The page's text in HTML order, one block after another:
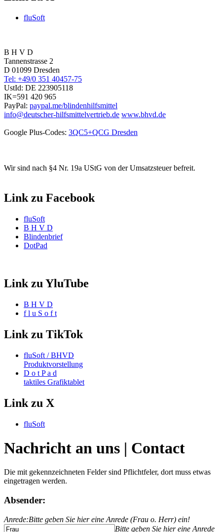
fluSoft
B H V D
Tannenstrasse 2
D 01099 Dresden
Tel: +49/0 351 40457-75
UstId: DE 223905118
IK=591 420 965
PayPal: paypal.me/blindenhilfsmittel
info@deutscher-hilfsmittelvertrieb.de www.bhvd.de
Google Plus-Codes: 3QC5+QCG Dresden
Wir sind nach §4 Nr. 19a UStG von der Umsatzsteuer befreit.
Link zu Facebook
fluSoft
B H V D
Blindenbrief
DotPad
Link zu YluTube
B H V D
f l u S o f t
Link zu TikTok
fluSoft / BHVD
Produktvorstellung
D o t P a d
taktiles Grafiktablet
Link zu X
fluSoft
Nachricht an uns | Contact
Die mit gekennzeichneten Felder sind Pflichtfeler, dort muss etwas
eingetragen werden.
Absender:
Anrede:Bitte geben Sie hier eine Anrede (Frau o. Herr) ein!
Bitte geben Sie hier eine Anrede